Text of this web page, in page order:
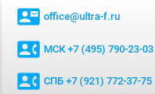
contact_mail office@ultra-f.ru
contact_phone МСК +7 (495) 790-23-03
contact_phone СПБ +7 (921) 772-37-75